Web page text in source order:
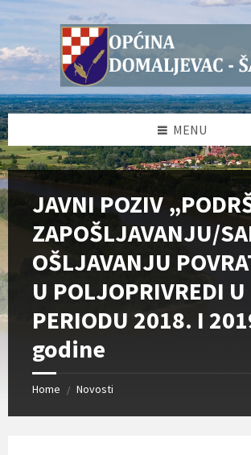
Skip
to
Skip
to
sidebar
Skip
to
sidebar
Skip
to
MENU
JAVNI POZIV
ZAPOŠLJAVANJU/
OŠLJAVANJU
U POLJOPRIVREDI U
PERIODU 2018. I
godine
Home / Novosti